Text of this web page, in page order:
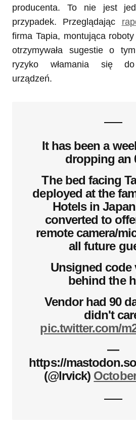
producenta. To nie jest
przypadek. Przeglądając
firma Tapia, montująca
otrzymywała sugestie o
ryzyko włamania się do
urządzeń.
It has been a
dropping an
The bed facing
deployed at the
Hotels in
converted to
remote camera/
all future
Unsigned code
behind the
Vendor had 90
didn't
pic.twitter.com/
—
https://
(@lrvick)